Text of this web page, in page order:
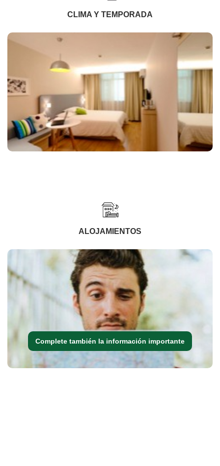
CLIMA Y TEMPORADA
ALOJAMIENTOS
Complete también la información importante